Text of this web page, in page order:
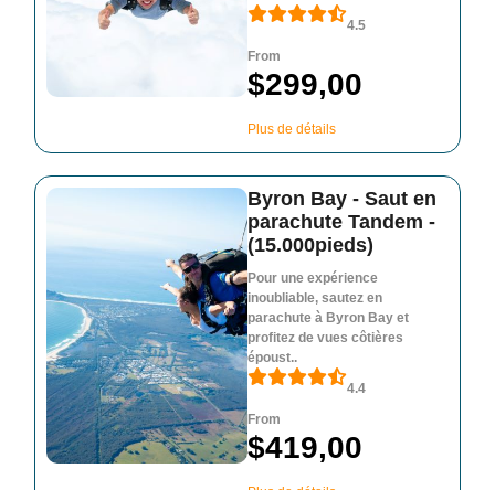
4.5
From
$299,00
Plus de détails
Byron Bay - Saut en
parachute Tandem -
(15.000pieds)
Pour une expérience
inoubliable, sautez en
parachute à Byron Bay et
profitez de vues côtières
époust..
4.4
From
$419,00